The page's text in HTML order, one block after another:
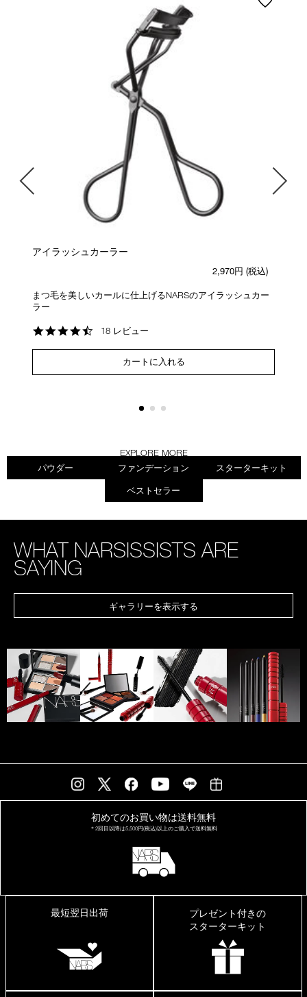
アイラッシュカーラー
2,970円 (税込)
まつ毛を美しいカールに仕上げるNARSのアイラッシュカー
ラー
4.4
rating
18 レビュー
カートに入れる
EXPLORE MORE
パウダー
ファンデーション スターターキット
ベストセラー
WHAT NARSISSISTS ARE
SAYING
ギャラリーを表示する
初めてのお買い物は送料無料
＊2回目以降は5,500円(税込)以上のご購入で送料無料
最短翌日出荷
プレゼント付きの
スターターキット